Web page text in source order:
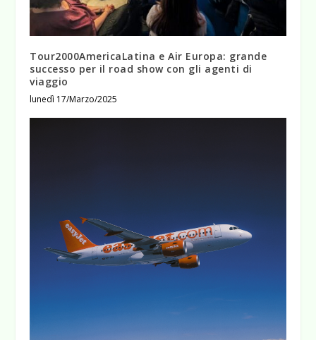
Tour2000AmericaLatina e Air Europa: grande
successo per il road show con gli agenti di
viaggio
lunedì 17/Marzo/2025